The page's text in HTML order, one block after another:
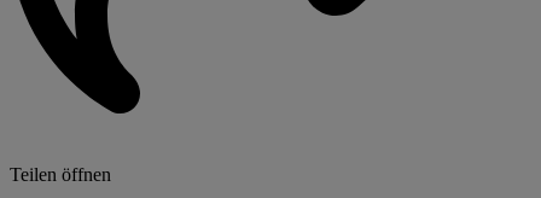
Teilen öffnen